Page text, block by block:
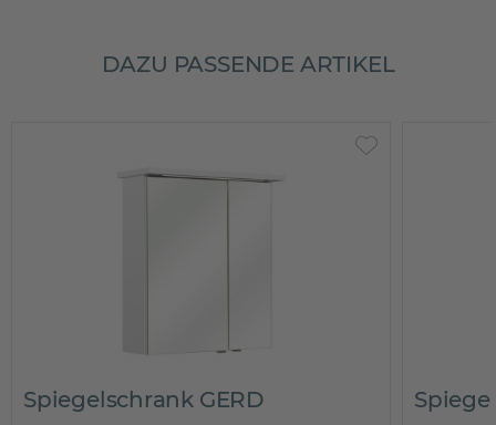
DAZU PASSENDE ARTIKEL
GERD Spiegelschrank GERD